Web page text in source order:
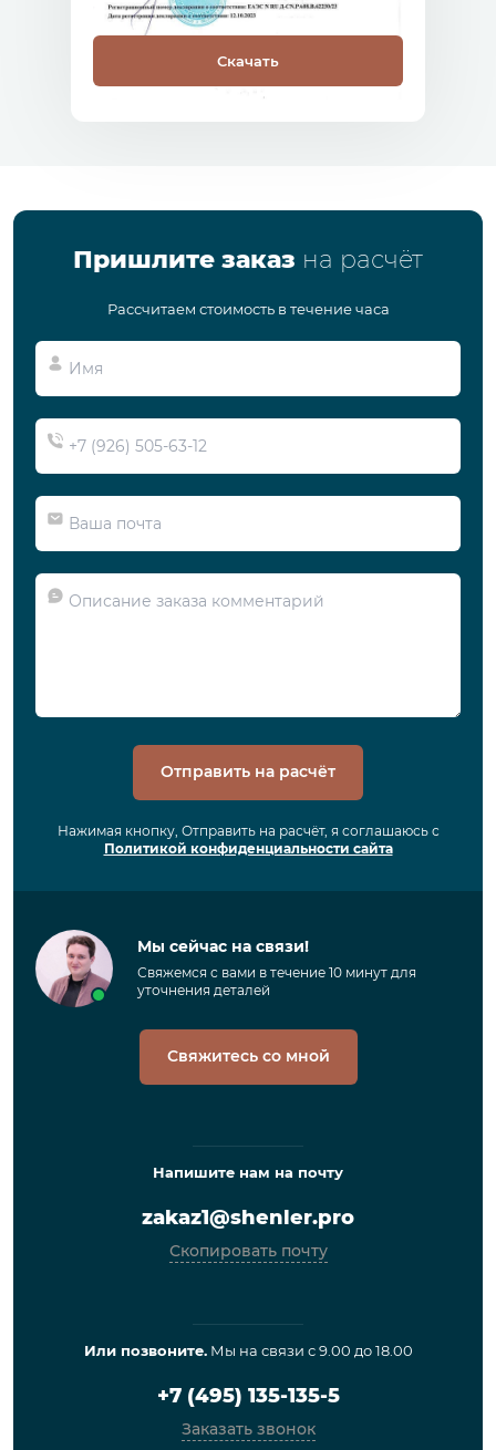
Скачать
Пришлите заказ на расчёт
Рассчитаем стоимость в течение часа
Отправить на расчёт
Нажимая кнопку, Отправить на расчёт, я соглашаюсь с
Политикой конфиденциальности сайта
Мы сейчас на связи!
Свяжемся с вами в течение 10 минут для
уточнения деталей
Свяжитесь со мной
Напишите нам на почту
zakaz1@shenler.pro
Скопировать почту
Или позвоните.Мы на связи с 9.00 до 18.00
+7 (495) 135-135-5
Заказать звонок